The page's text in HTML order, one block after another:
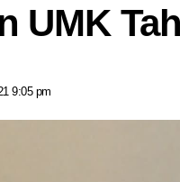
UMK
9:05 pm